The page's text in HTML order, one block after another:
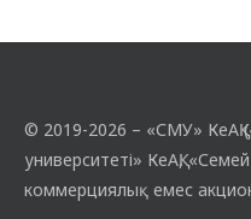
© 2019-2026 – «СМУ» КеАҚ
университеті» КеАҚ,
коммерциялық емес